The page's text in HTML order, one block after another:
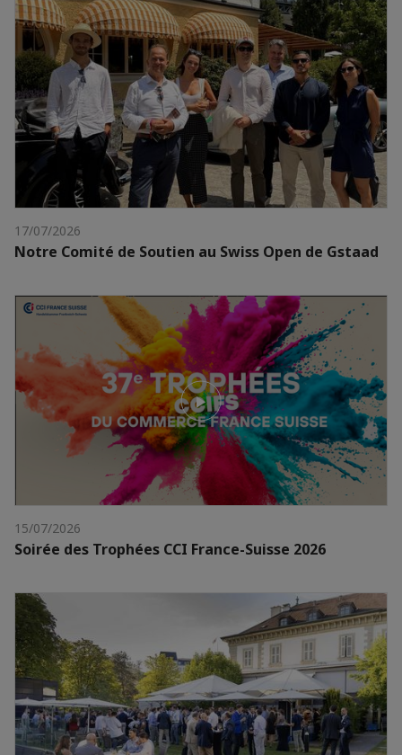
17/07/2026
Notre Comité de Soutien au Swiss Open de Gstaad
15/07/2026
Soirée des Trophées CCI France-Suisse 2026